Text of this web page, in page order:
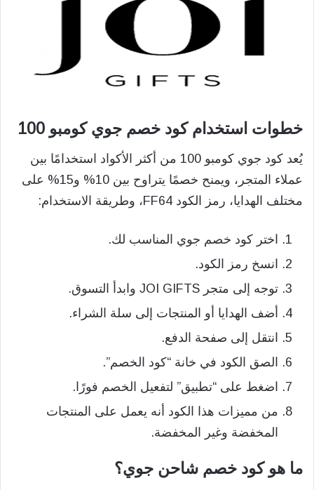
خطوات استخدام كود خصم جوي كومبو 100
يُعد كود جوي كومبو 100 من أكثر الأكواد استخدامًا بين
عملاء المتجر، ويمنح خصمًا يتراوح بين 10% و15% على
مختلف الهدايا، رمز الكود FF64، وطريقة الاستخدام:
اختر كود خصم جوي المناسب لك.
انسخ رمز الكود.
توجه إلى متجر JOI GIFTS وابدأ التسوق.
أضف الهدايا أو المنتجات إلى سلة الشراء.
انتقل إلى صفحة الدفع.
الصق الكود في خانة “كود الخصم”.
اضغط على “تطبيق” لتفعيل الخصم فورًا.
من مميزات هذا الكود أنه يعمل على المنتجات
المخفضة وغير المخفضة.
ما هو كود خصم شاحن جوي؟